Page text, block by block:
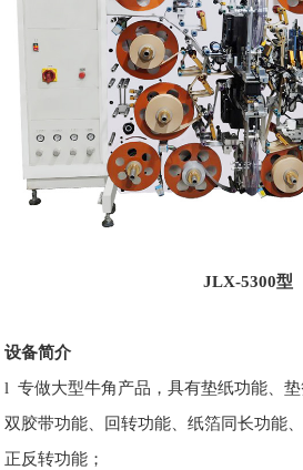
JLX-5300型
设备简介
l 专做大型牛角产品，具有垫纸功能、垫
双胶带功能、回转功能、纸箔同长功能
正反转功能；